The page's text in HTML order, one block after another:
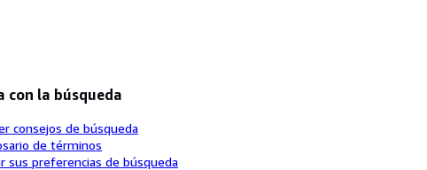
con la búsqueda
consejos de búsqueda
de términos
sus preferencias de búsqueda